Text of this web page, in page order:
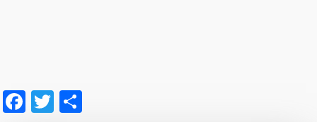
Facebook
Twitter